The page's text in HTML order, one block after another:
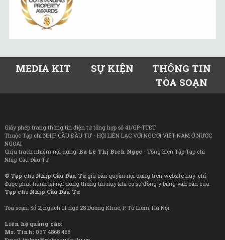
MEDIA KIT SỰ KIỆN
THÔNG TIN
TÒA SOẠN
Giấy phép trang thông tin điện tử tổng hợp số 41/GP-TTĐT
Thuộc Tạp chí NHỊP CẦU ĐẦU TƯ - HỘI LIÊN LẠC VỚI NGƯỜI VIỆT NAM Ở NƯỚC
NGOÀI
Chịu trách nhiệm nội dung: Bà Lê Thị Bích Ngọc - Tổng Biên Tập Tạp chí
Nhịp Cầu Đầu Tư
© Tạp chí Nhịp Cầu Đầu Tưgiữ bản quyền nội dung trên website này; chỉ
được phát hành lại nội dung thông tin này khi có sự đồng ý bằng văn bản của
Tạp chí Nhịp Cầu Đầu Tư
Tòa soạn: Số 2, ngách 11 ngõ 28 Dương Khuê, P. Từ Liêm, Hà Nội
Liên hệ quảng cáo:
Ms. Tình: 037 4868 488